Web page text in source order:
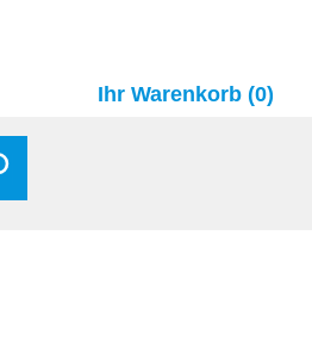
Ihr Warenkorb (0)